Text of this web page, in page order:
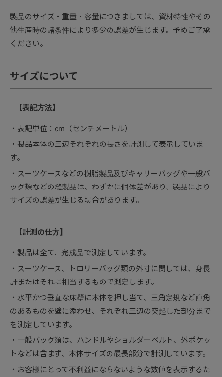
製品のサイズ・重量・容量につきましては、資材特性やその
他生産時の諸条件により多少の誤差が生じます。予めご了承
ください。
サイズについて
【表記方法】
表記単位：cm（センチメートル）
製品本体の三辺それぞれの長さを計測して表示していま
す。
スーツケースなどの樹脂製品及びキャリーバッグや一般バ
ッグ類などの縫製品は、わずかに個体差があり、製品により
サイズの誤差が生じる場合があります。
【計測の仕方】
製品は全て、完成品で測定しています。
スーツケース、トロリーバッグ類の外寸に関しては、身長
計またはそれに相当するもので測定します。
水平かつ垂直な床壁に本体を押し当て、三角定規など直角
のあるものを壁に添わせ、それぞれ三辺の突起した部分まで
を測定しています。
一般バッグ類は、ハンドルやショルダーベルト、外ポケッ
トなどは含まず、本体サイズの最長部分で計測しています。
お客様にとって不利益にならないような数値を表示するた